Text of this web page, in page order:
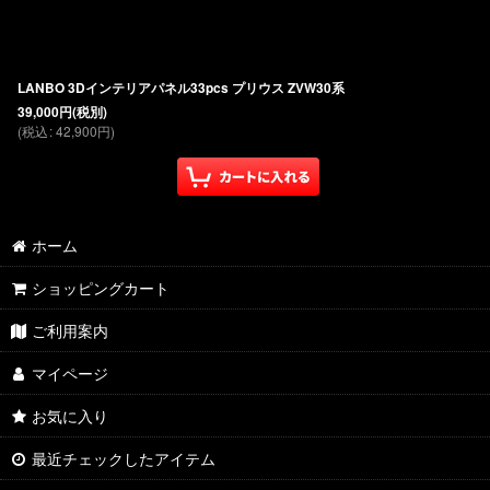
LANBO 3Dインテリアパネル33pcs プリウス ZVW30系
39,000円(税別)
(税込:42,900円)
ホーム
ショッピングカート
ご利用案内
マイページ
お気に入り
最近チェックしたアイテム